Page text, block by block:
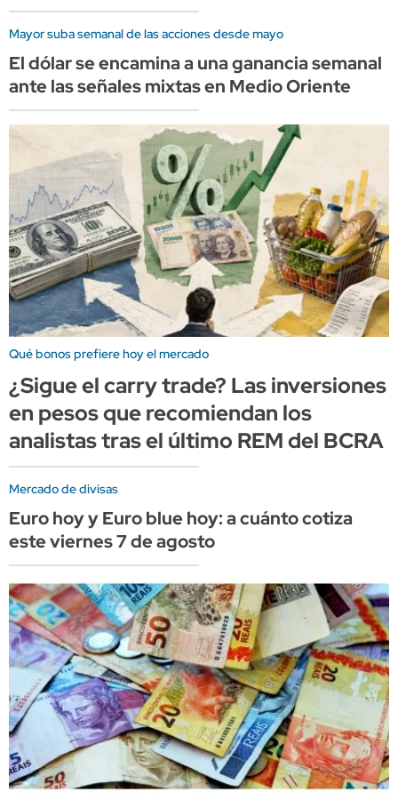
Mayor suba semanal de las acciones desde mayo
El dólar se encamina a una ganancia semanal
ante las señales mixtas en Medio Oriente
Qué bonos prefiere hoy el mercado
¿Sigue el carry trade? Las inversiones
en pesos que recomiendan los
analistas tras el último REM del BCRA
Mercado de divisas
Euro hoy y Euro blue hoy: a cuánto cotiza
este viernes 7 de agosto